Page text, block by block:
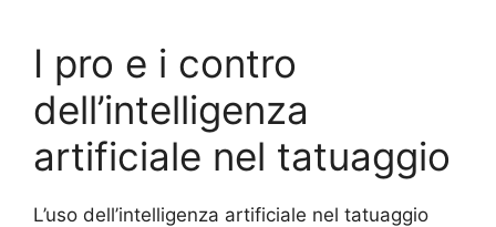
I pro e i contro
dell’intelligenza
artificiale nel tatuaggio
L’uso dell’intelligenza artificiale nel tatuaggio